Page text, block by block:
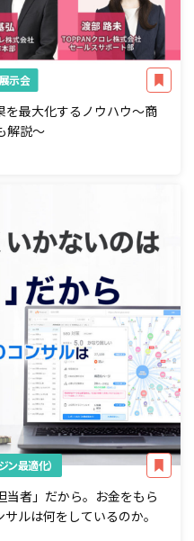
示会
を最大化するノウハウ～商
解説～
ン最適化）
当者」だから。お金をもら
ルは何をしているのか。